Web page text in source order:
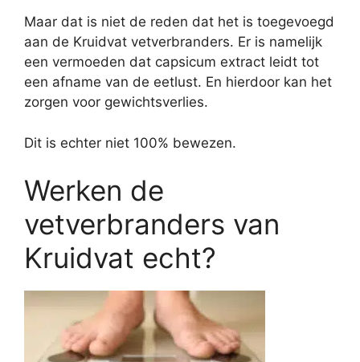
Maar dat is niet de reden dat het is toegevoegd
aan de Kruidvat vetverbranders. Er is namelijk
een vermoeden dat capsicum extract leidt tot
een afname van de eetlust. En hierdoor kan het
zorgen voor gewichtsverlies.
Dit is echter niet 100% bewezen.
Werken de
vetverbranders van
Kruidvat echt?